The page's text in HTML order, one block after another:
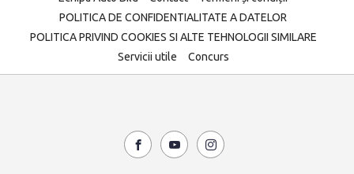
POLITICA DE CONFIDENTIALITATE A DATELOR
POLITICA PRIVIND COOKIES SI ALTE TEHNOLOGII SIMILARE
Servicii utile
Concurs